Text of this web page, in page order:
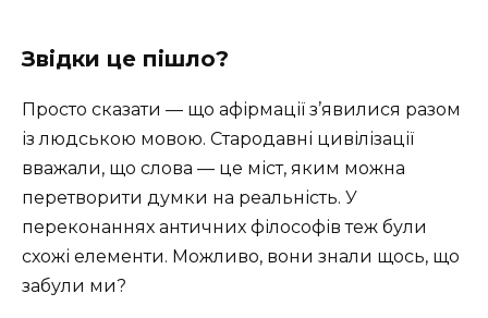
Звідки це пішло?
Просто сказати — що афірмації з’явилися разом
із людською мовою. Стародавні цивілізації
вважали, що слова — це міст, яким можна
перетворити думки на реальність. У
переконаннях античних філософів теж були
схожі елементи. Можливо, вони знали щось, що
забули ми?